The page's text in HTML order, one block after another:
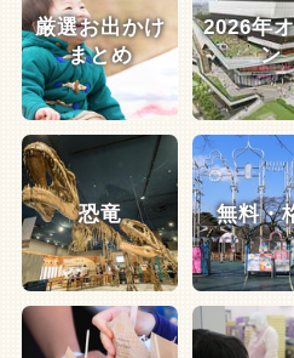
厳選お出かけ
まとめ
2026年
ン
恐竜 無料・